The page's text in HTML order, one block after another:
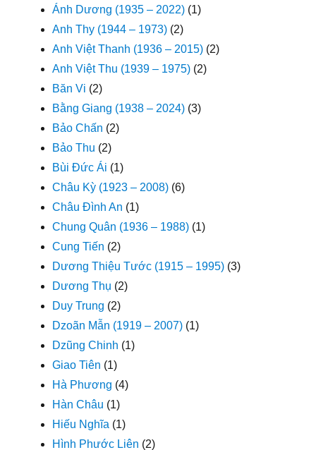
Ánh Dương (1935 – 2022) (1)
Anh Thy (1944 – 1973) (2)
Anh Việt Thanh (1936 – 2015) (2)
Anh Việt Thu (1939 – 1975) (2)
Băn Vi (2)
Bằng Giang (1938 – 2024) (3)
Bảo Chấn (2)
Bảo Thu (2)
Bùi Đức Ái (1)
Châu Kỳ (1923 – 2008) (6)
Châu Đình An (1)
Chung Quân (1936 – 1988) (1)
Cung Tiến (2)
Dương Thiệu Tước (1915 – 1995) (3)
Dương Thụ (2)
Duy Trung (2)
Dzoãn Mẫn (1919 – 2007) (1)
Dzũng Chinh (1)
Giao Tiên (1)
Hà Phương (4)
Hàn Châu (1)
Hiếu Nghĩa (1)
Hình Phước Liên (2)